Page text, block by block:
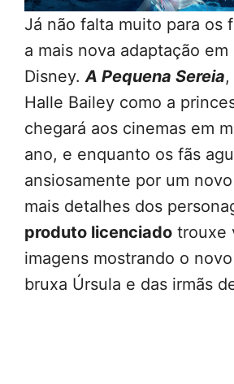
Já não falta muito para os
a mais nova adaptação
Disney.A Pequena Sereia
Halle Bailey como a
chegará aos cinemas em
ano, e enquanto os fãs
ansiosamente por um
mais detalhes dos
produto licenciado trouxe
imagens mostrando o
bruxa Úrsula e das irmãs